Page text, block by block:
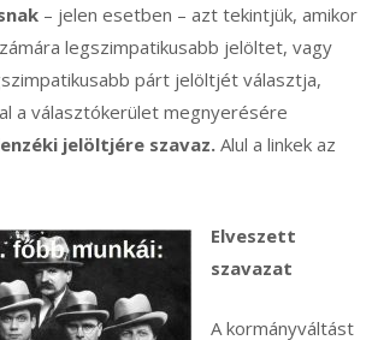
– jelen esetben – azt tekintjük, amikor
legszimpatikusabb jelöltet, vagy
párt jelöltjét választja,
a választókerület megnyerésére
jelöltjére szavaz. Alul a linkek az
Elveszett
szavazat
A kormányváltást